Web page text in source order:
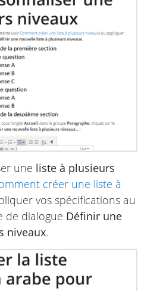
une liste à plusieurs
créer une liste à
vos spécifications au
de dialogue Définir une
niveaux.